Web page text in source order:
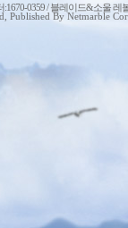
0359 / 블레이드&소울
Published By Netmarble